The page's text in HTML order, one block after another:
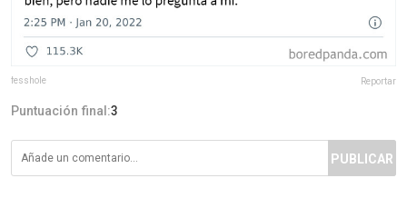
fesshole Reportar
Puntuación final:3
PUBLICAR